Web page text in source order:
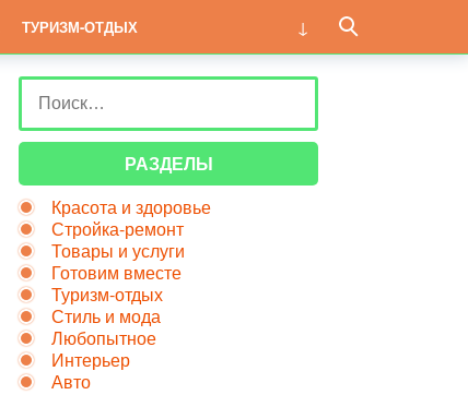
ТУРИЗМ-ОТДЫХ
РАЗДЕЛЫ
Красота и здоровье
Стройка-ремонт
Товары и услуги
Готовим вместе
Туризм-отдых
Стиль и мода
Любопытное
Интерьер
Авто